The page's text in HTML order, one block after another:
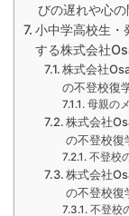
びの遅れや心
小中学高校生・
する株式会社
株式会社
の不登校復
母親の
株式会社
の不登校復
不登校
株式会社
の不登校復
不登校